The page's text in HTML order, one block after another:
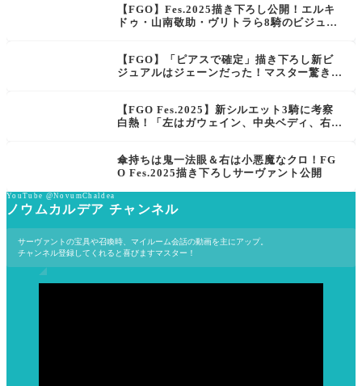
【FGO】Fes.2025描き下ろし公開！エルキ
ドゥ・山南敬助・ヴリトラら8騎のビジュア
【FGO】「ピアスで確定」描き下ろし新ビ
ジュアルはジェーンだった！マスター驚きと
【FGO Fes.2025】新シルエット3騎に考察
白熱！「左はガウェイン、中央ベディ、右は
傘持ちは鬼一法眼＆右は小悪魔なクロ！FG
O Fes.2025描き下ろしサーヴァント公開
YouTube @NovumChaldea
ノウムカルデア チャンネル
サーヴァントの宝具や召喚時、マイルーム会話の動画を主にアップ。
チャンネル登録してくれると喜びますマスター！